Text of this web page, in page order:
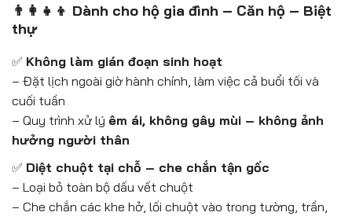
👨‍👩‍👧‍👦 Dành cho hộ gia đình – Căn hộ – Biệt
thự
✅ Không làm gián đoạn sinh hoạt
– Đặt lịch ngoài giờ hành chính, làm việc cả buổi tối và
cuối tuần
– Quy trình xử lý êm ái, không gây mùi – không ảnh
hưởng người thân
✅ Diệt chuột tại chỗ – che chắn tận gốc
– Loại bỏ toàn bộ dấu vết chuột
– Che chắn các khe hở, lối chuột vào trong tường, trần,